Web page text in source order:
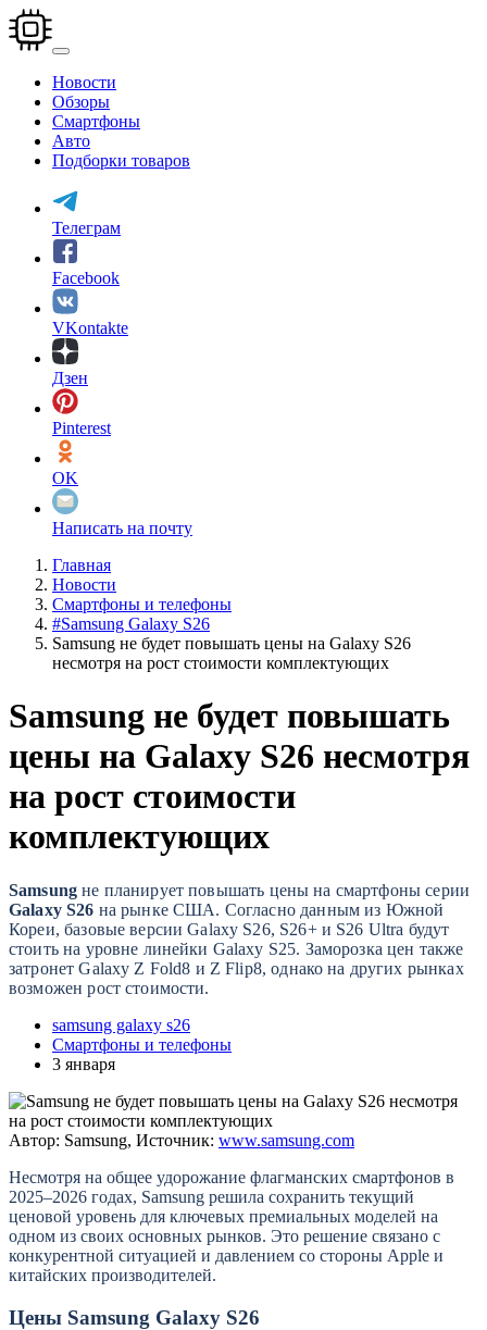
Перейти
к
основному
содержанию
Новости
Обзоры
Смартфоны
Авто
Подборки товаров
Телеграм
Facebook
VKontakte
Дзен
Pinterest
OK
Написать на почту
Главная
Новости
Смартфоны и телефоны
#Samsung Galaxy S26
Samsung не будет повышать цены на Galaxy S26
несмотря на рост стоимости комплектующих
Samsung не будет повышать
цены на Galaxy S26 несмотря
на рост стоимости
комплектующих
Samsung не планирует повышать цены на смартфоны серии
Galaxy S26 на рынке США. Согласно данным из Южной
Кореи, базовые версии Galaxy S26, S26+ и S26 Ultra будут
стоить на уровне линейки Galaxy S25. Заморозка цен также
затронет Galaxy Z Fold8 и Z Flip8, однако на других рынках
возможен рост стоимости.
samsung galaxy s26
Смартфоны и телефоны
3 января
Автор: Samsung, Источник: www.samsung.com
Несмотря на общее удорожание флагманских смартфонов в
2025–2026 годах, Samsung решила сохранить текущий
ценовой уровень для ключевых премиальных моделей на
одном из своих основных рынков. Это решение связано с
конкурентной ситуацией и давлением со стороны Apple и
китайских производителей.
Цены Samsung Galaxy S26